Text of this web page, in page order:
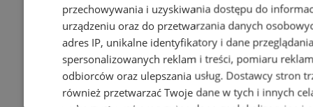
przechowywania i uzyskiwania dostępu do
urządzeniu oraz do przetwarzania danych
adres IP, unikalne identyfikatory i dane
spersonalizowanych reklam i treści, pomiaru
odbiorców oraz ulepszania usług. Dostawcy stron
również przetwarzać Twoje dane w tych i innych